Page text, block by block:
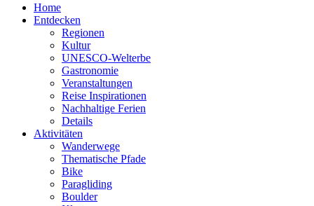
Home
Entdecken
Regionen
Kultur
UNESCO-Welterbe
Gastronomie
Veranstaltungen
Reise Inspirationen
Nachhaltige Ferien
Details
Aktivitäten
Wanderwege
Thematische Pfade
Bike
Paragliding
Boulder